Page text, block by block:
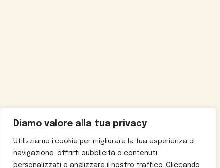
Diamo valore alla tua privacy
Utilizziamo i cookie per migliorare la tua esperienza di
navigazione, offrirti pubblicità o contenuti
personalizzati e analizzare il nostro traffico. Cliccando